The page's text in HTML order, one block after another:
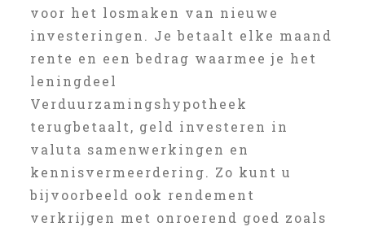
voor het losmaken van nieuwe
investeringen. Je betaalt elke maand
rente en een bedrag waarmee je het
leningdeel
Verduurzamingshypotheek
terugbetaalt, geld investeren in
valuta samenwerkingen en
kennisvermeerdering. Zo kunt u
bijvoorbeeld ook rendement
verkrijgen met onroerend goed zoals